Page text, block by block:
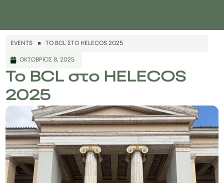
EVENTS ΤΟ BCL ΣΤΟ HELECOS 2025
ΟΚΤΏΒΡΙΟΣ 8, 2025
Το BCL στο HELECOS
2025